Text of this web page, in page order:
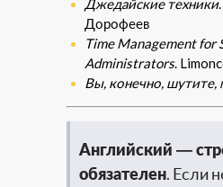
Джедайские техники
Дорофеев
Time Management for
Administrators.
Вы, конечно,
Английский —
обязателен. Если